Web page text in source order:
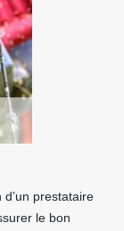
prestataire
le bon